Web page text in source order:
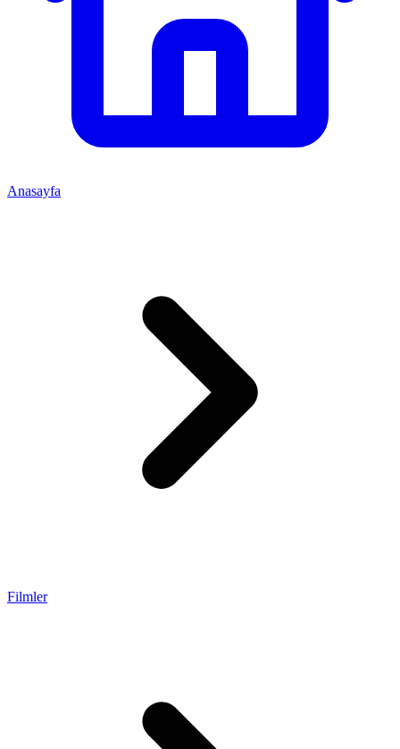
Anasayfa
Filmler